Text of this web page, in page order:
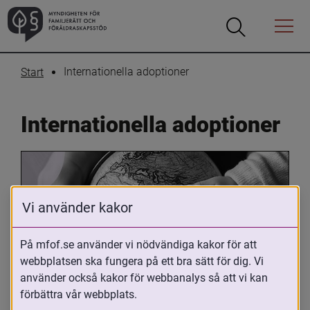
Öppna
Öppna
Menyn
Start Internationella adoptioner
Internationella adoptioner
Oavsett om du är adopterad,
adoptivförälder eller arbetar med
Vi använder kakor
På mfof.se använder vi nödvändiga kakor för att
webbplatsen ska fungera på ett bra sätt för dig. Vi
använder också kakor för webbanalys så att vi kan
förbättra vår webbplats.